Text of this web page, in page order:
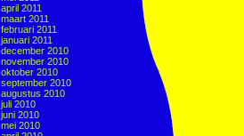
april 2011
maart 2011
februari 2011
januari 2011
december 2010
november 2010
oktober 2010
september 2010
augustus 2010
juli 2010
juni 2010
mei 2010